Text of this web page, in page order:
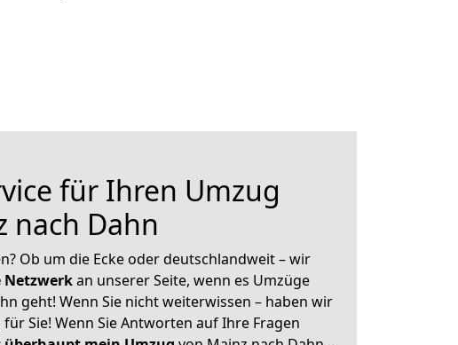
für Ihren Umzug
nach Dahn
Ob um die Ecke oder deutschlandweit – wir
an unserer Seite, wenn es Umzüge
geht! Wenn Sie nicht weiterwissen – haben wir
Sie! Wenn Sie Antworten auf Ihre Fragen